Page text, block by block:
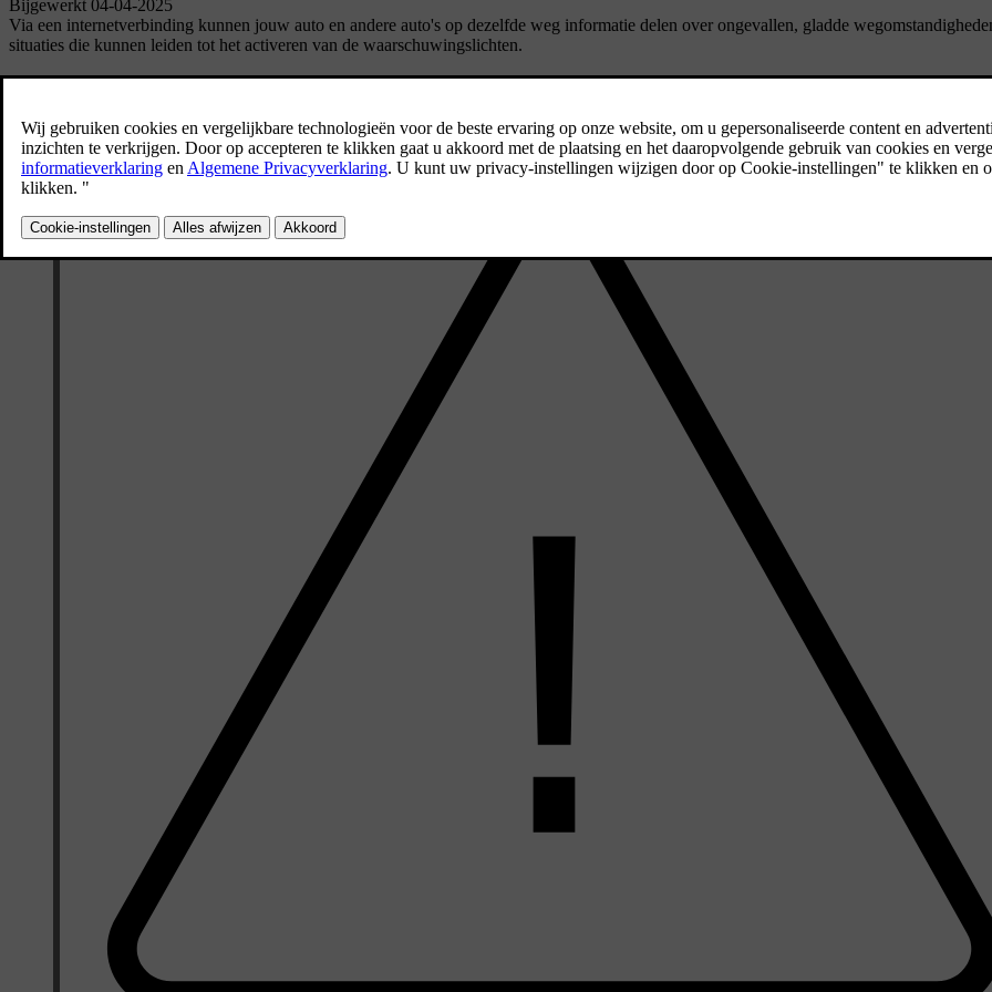
Bijgewerkt 04-04-2025
Via een internetverbinding kunnen jouw auto en andere auto's op dezelfde weg informatie delen over ongevallen, gladde
situaties die kunnen leiden tot het activeren van de waarschuwingslichten.